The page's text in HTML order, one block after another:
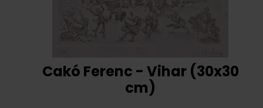
Cakó Ferenc - Vihar (30x30
cm)